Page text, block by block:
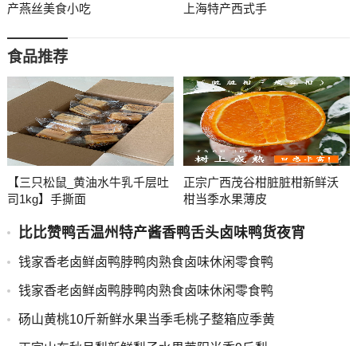
产燕丝美食小吃
上海特产西式手
食品推荐
【三只松鼠_黄油水牛乳千层吐
司1kg】手撕面
正宗广西茂谷柑脏脏柑新鲜沃
柑当季水果薄皮
比比赞鸭舌温州特产酱香鸭舌头卤味鸭货夜宵
钱家香老卤鲜卤鸭脖鸭肉熟食卤味休闲零食鸭
钱家香老卤鲜卤鸭脖鸭肉熟食卤味休闲零食鸭
砀山黄桃10斤新鲜水果当季毛桃子整箱应季黄